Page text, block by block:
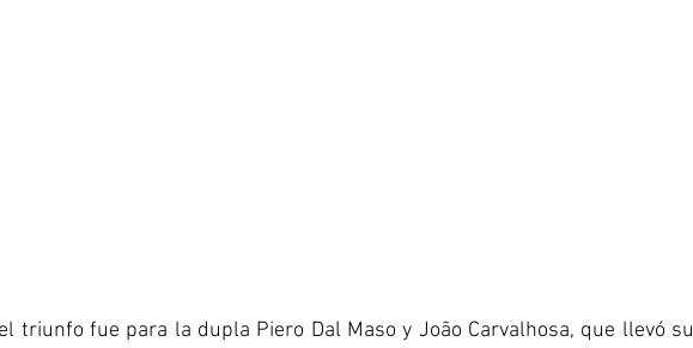
triunfo fue para la dupla Piero Dal Maso y João Carvalhosa, que llevó su